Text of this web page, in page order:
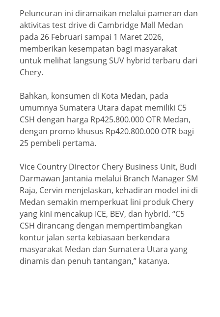
Peluncuran ini diramaikan melalui pameran dan
aktivitas test drive di Cambridge Mall Medan
pada 26 Februari sampai 1 Maret 2026,
memberikan kesempatan bagi masyarakat
untuk melihat langsung SUV hybrid terbaru dari
Chery.
Bahkan, konsumen di Kota Medan, pada
umumnya Sumatera Utara dapat memiliki C5
CSH dengan harga Rp425.800.000 OTR Medan,
dengan promo khusus Rp420.800.000 OTR bagi
25 pembeli pertama.
Vice Country Director Chery Business Unit, Budi
Darmawan Jantania melalui Branch Manager SM
Raja, Cervin menjelaskan, kehadiran model ini di
Medan semakin memperkuat lini produk Chery
yang kini mencakup ICE, BEV, dan hybrid. “C5
CSH dirancang dengan mempertimbangkan
kontur jalan serta kebiasaan berkendara
masyarakat Medan dan Sumatera Utara yang
dinamis dan penuh tantangan,” katanya.